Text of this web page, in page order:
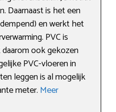
Daarnaast is het een
en werkt het
PVC is
ook gekozen
PVC-vloeren in
leggen is al mogelijk
meter. Meer